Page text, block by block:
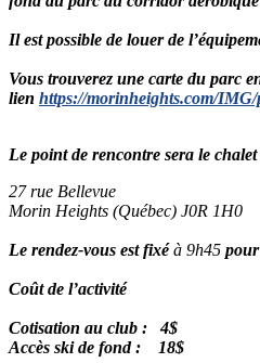
Il est possible de louer de
Vous trouverez une carte du parc
lien https://morinheights.com/IMG/
Le point de rencontre sera le
27 rue Bellevue
Morin Heights (Québec) J0R 1H0
Le rendez-vous est fixé à 9h45
Coût de l’activité
Cotisation au club : 4$
Accès ski de fond : 18$